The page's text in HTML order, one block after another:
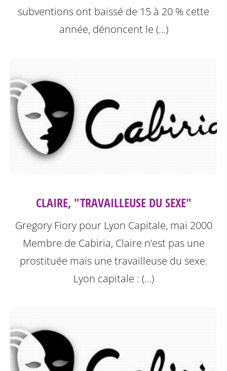
subventions ont baissé de 15 à 20 % cette
année, dénoncent le (…)
CLAIRE, "TRAVAILLEUSE DU SEXE"
Gregory Fiory pour Lyon Capitale, mai 2000
Membre de Cabiria, Claire n’est pas une
prostituée mais une travailleuse du sexe.
Lyon capitale : (…)